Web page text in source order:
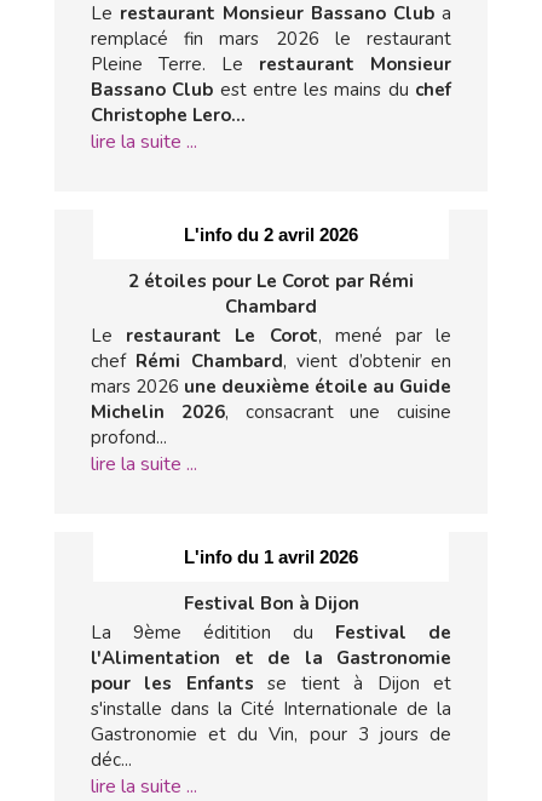
Le restaurant Monsieur Bassano Club a
remplacé fin mars 2026 le restaurant
Pleine Terre. Le restaurant Monsieur
Bassano Club est entre les mains du chef
Christophe Lero...
lire la suite ...
L'info du 2 avril 2026
2 étoiles pour Le Corot par Rémi
Chambard
Le restaurant Le Corot, mené par le
chef Rémi Chambard, vient d’obtenir en
mars 2026 une deuxième étoile au Guide
Michelin 2026, consacrant une cuisine
profond...
lire la suite ...
L'info du 1 avril 2026
Festival Bon à Dijon
La 9ème éditition du Festival de
l'Alimentation et de la Gastronomie
pour les Enfantsse tient à Dijon et
s'installe dans la Cité Internationale de la
Gastronomie et du Vin, pour 3 jours de
déc...
lire la suite ...